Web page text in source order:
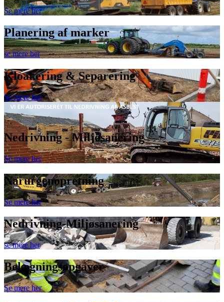
Se mere her
Planering af marker
se mere her
Kloakering & Separering
Se mere her
Nedrivning - Miljøsanering
Se mere her
Narurgenopretning
Se mere her
Nedrivning-Miljøsanering
se mere her
Belægningsopgaver
Se mere her